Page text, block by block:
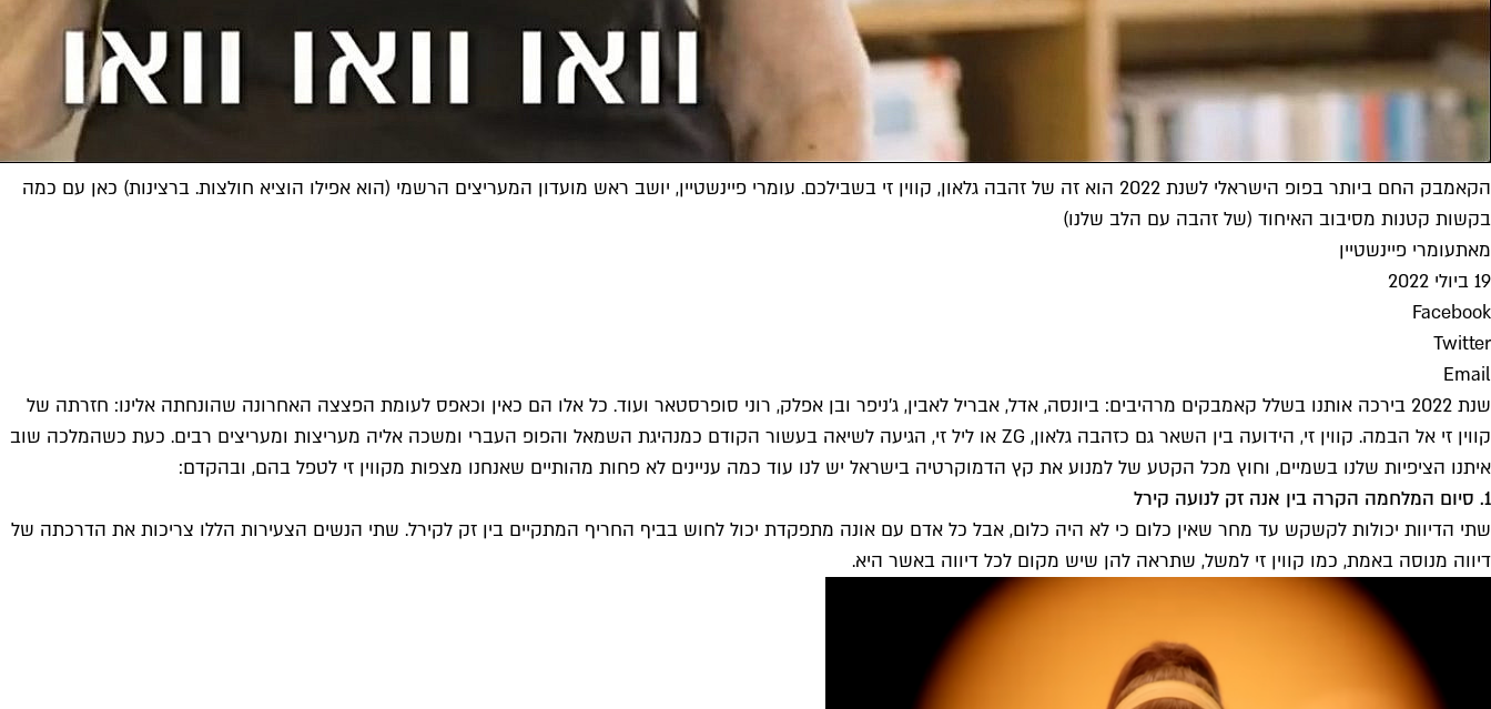
הקאמבק החם ביותר בפופ הישראלי לשנת 2022 הוא זה של זהבה גלאון, קווין זי בשבילכם. עומרי פיינשטיין, יושב ראש מועדון המעריצים הרשמי (הוא אפילו הוציא חולצות. ברצינות) כאן עם כמה
בקשות קטנות מסיבוב האיחוד (של זהבה עם הלב שלנו)
מאתעומרי פיינשטיין
19 ביולי 2022
Facebook
Twitter
Email
שנת 2022 בירכה אותנו בשלל קאמבקים מרהיבים: ביונסה, אדל, אבריל לאבין, ג'ניפר ובן אפלק, רוני סופרסטאר ועוד. כל אלו הם כאין וכאפס לעומת הפצצה האחרונה שהונחתה אלינו: חזרתה של
קווין זי אל הבמה. קווין זי, הידועה בין השאר גם כזהבה גלאון, ZG או ליל זי, הגיעה לשיאה בעשור הקודם כמנהיגת השמאל והפופ העברי ומשכה אליה מעריצות ומעריצים רבים. כעת כשהמלכה שוב
איתנו הציפיות שלנו בשמיים, וחוץ מכל הקטע של למנוע את קץ הדמוקרטיה בישראל יש לנו עוד כמה עניינים לא פחות מהותיים שאנחנו מצפות מקווין זי לטפל בהם, ובהקדם:
1. סיום המלחמה הקרה בין אנה זק לנועה קירל
שתי הדיוות יכולות לקשקש עד מחר שאין כלום כי לא היה כלום, אבל כל אדם עם אונה מתפקדת יכול לחוש בביף החריף המתקיים בין זק לקירל. שתי הנשים הצעירות הללו צריכות את הדרכתה של
דיווה מנוסה באמת, כמו קווין זי למשל, שתראה להן שיש מקום לכל דיווה באשר היא.